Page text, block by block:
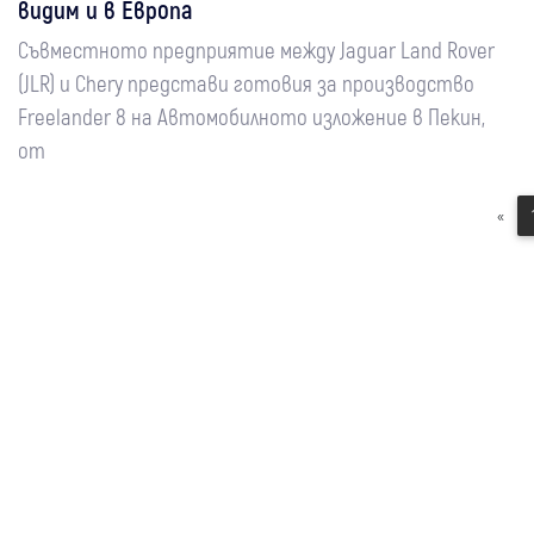
видим и в Европа
Съвместното предприятие между Jaguar Land Rover
(JLR) и Chery представи готовия за производство
Freelander 8 на Автомобилното изложение в Пекин,
от
«